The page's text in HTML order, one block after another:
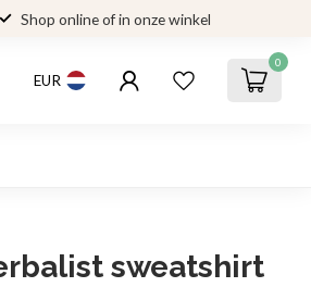
Shop online of in onze winkel
EUR
0
sweatshirt